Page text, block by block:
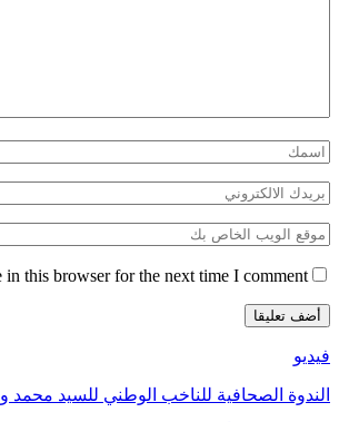
this browser for the next time I comment.
فيديو
الندوة الصحافية للناخب الوطني للسيد محمد